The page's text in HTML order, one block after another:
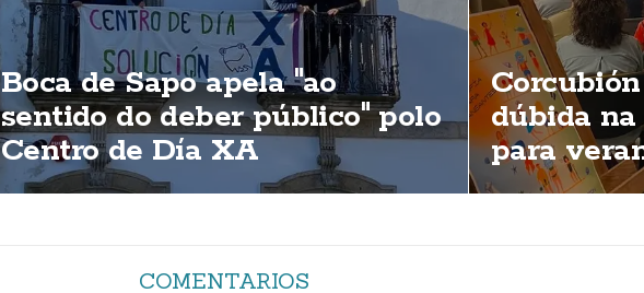
Boca de Sapo apela "ao
sentido do deber público" polo
Centro de Día XA
dúbida
para
COMENTARIOS